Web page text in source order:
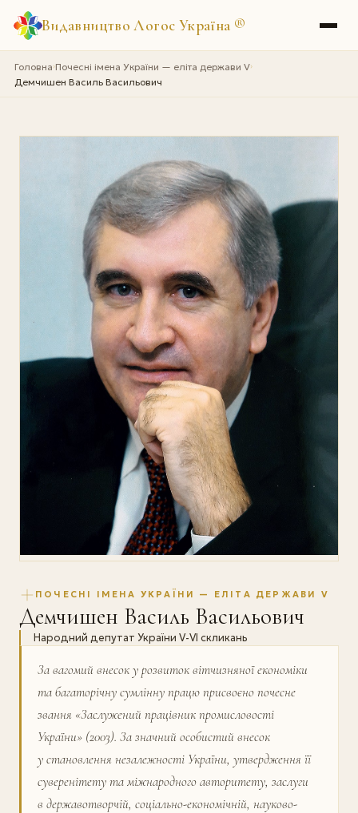
Видавництво Логос Україна ®
Головна›Почесні імена України — еліта держави V›
Демчишен Василь Васильович
ПОЧЕСНІ ІМЕНА УКРАЇНИ — ЕЛІТА ДЕРЖАВИ V
Демчишен Василь Васильович
Народний депутат України V-VI скликань
За вагомий внесок у розвиток вітчизняної економіки
та багаторічну сумлінну працю присвоєно почесне
звання «Заслужений працівник промисловості
України» (2003). За значний особистий внесок
у станов­лення незалежності України, утвердження її
суверенітету та міжнародного авторитету, заслуги
в державотворчій, соціально-економічній, науково-